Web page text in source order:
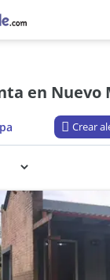
en
Crear